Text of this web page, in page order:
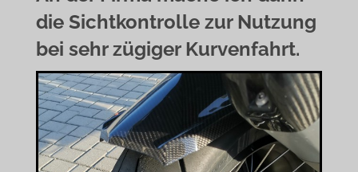
die Sichtkontrolle zur Nutzung
bei sehr zügiger Kurvenfahrt.